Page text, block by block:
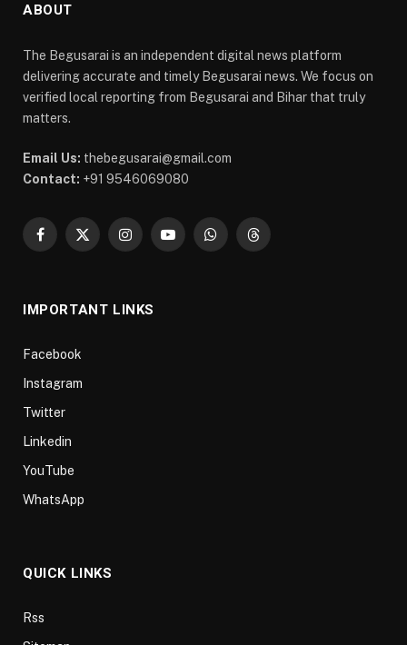
ABOUT
The Begusarai is an independent digital news platform
delivering accurate and timely Begusarai news. We focus on
verified local reporting from Begusarai and Bihar that truly
matters.
Email Us: thebegusarai@gmail.com
Contact: +91 9546069080
Facebook
X
InstagramYouTubeWhatsAppThreads
IMPORTANT LINKS
Facebook
Instagram
Twitter
Linkedin
YouTube
WhatsApp
QUICK LINKS
Rss